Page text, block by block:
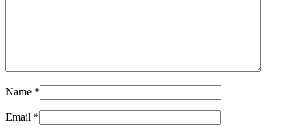
Name *
Email *